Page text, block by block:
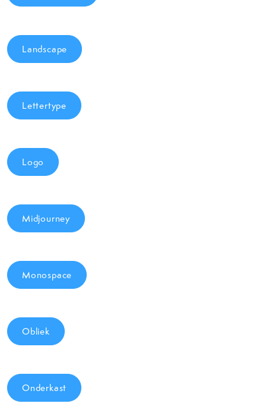
Landscape
Lettertype
Logo
Midjourney
Monospace
Obliek
Onderkast